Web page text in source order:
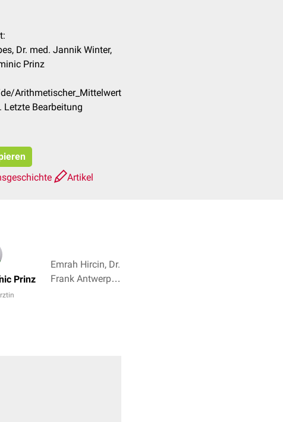
Dr. med. Jannik Winter,
Prinz
Arithmetischer_Mittelwert
Letzte Bearbeitung
Artikel
Prinz
Emrah Hircin, Dr.
Frank Antwerpes